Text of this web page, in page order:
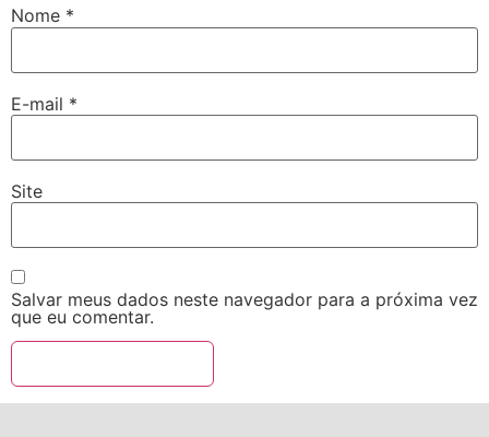
Nome *
E-mail *
Site
Salvar meus dados neste navegador para a próxima vez
que eu comentar.